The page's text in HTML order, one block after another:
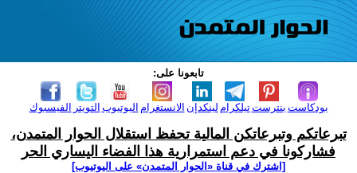
تابعونا على:
الفيسبوك التويتر اليوتيوب الانستغرام لينكدإن تيلكرامبنترست بودكاست
تبرعاتكم وتبرعاتكن المالية تحفظ استقلال الحوار المتمدن،
فشاركونا في دعم استمرارية هذا الفضاء اليساري الحر
[اشترك في قناة ‫«الحوار المتمدن» على اليوتيوب]